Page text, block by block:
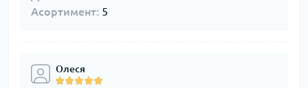
Асортимент: 5
Олеся